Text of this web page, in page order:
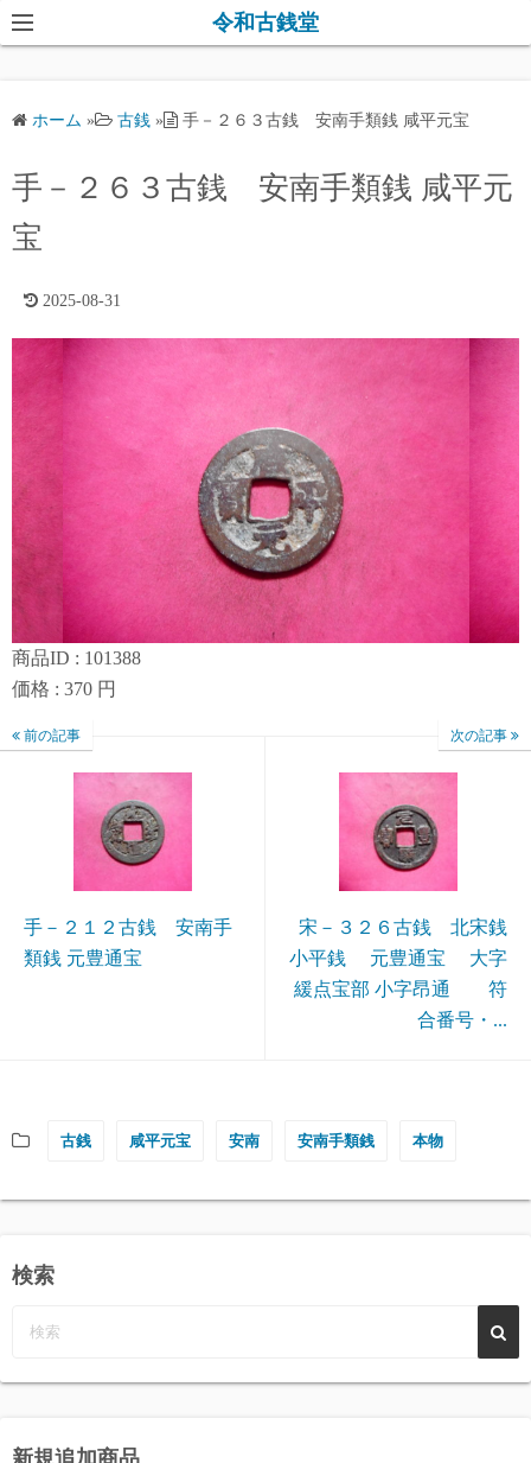
コ
ン
キ
令和古銭堂
ホーム » 古銭 » 手－２６３古銭 安南手類銭 咸平元宝
手－２６３古銭 安南手類銭 咸平元
宝
2025-08-31
商品ID : 101388
価格 : 370 円
前の記事
手－２１２古銭 安南手
類銭 元豊通宝
次の記事
宋－３２６古銭 北宋銭
小平銭 元豊通宝 大字
緩点宝部 小字昂通 符
合番号・...
古銭 咸平元宝 安南 安南手類銭 本物
検索